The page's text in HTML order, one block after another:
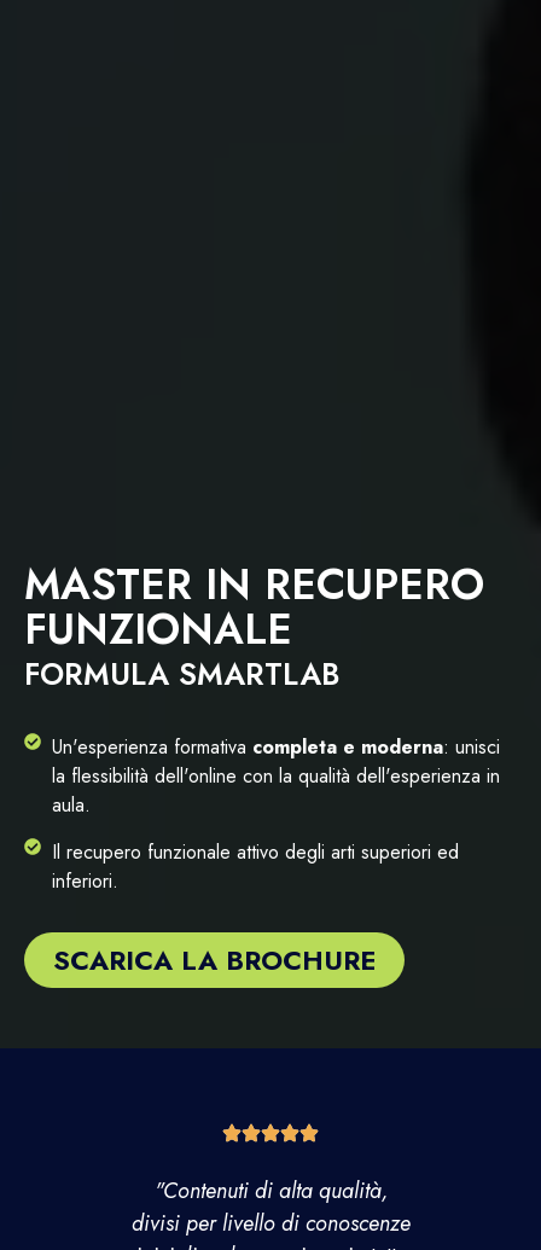
MASTER IN RECUPERO
FUNZIONALE
FORMULA SMARTLAB
Un'esperienza formativa completa e moderna: unisci
la flessibilità dell'online con la qualità dell'esperienza in
aula.
Il recupero funzionale attivo degli arti superiori ed
inferiori.
SCARICA LA BROCHURE
"Contenuti di alta qualità,
divisi per livello di conoscenze